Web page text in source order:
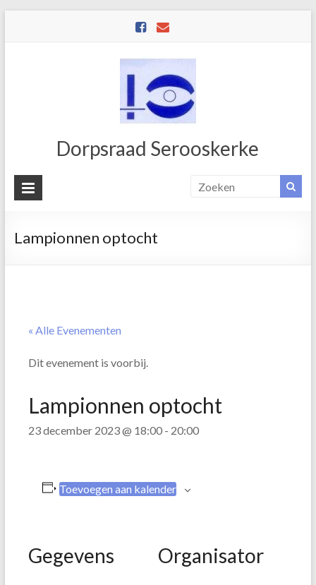
Dorpsraad Serooskerke
Lampionnen optocht
« Alle Evenementen
Dit evenement is voorbij.
Lampionnen optocht
23 december 2023 @ 18:00- 20:00
Toevoegen aan kalender
Gegevens Organisator